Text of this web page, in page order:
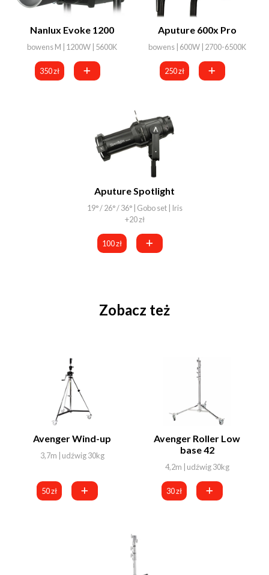
Nanlux Evoke 1200
bowens M | 1200W | 5600K
350 zł
Aputure 600x Pro
bowens | 600W | 2700-6500K
250 zł
Aputure Spotlight
19° / 26° / 36° | Gobo set | Iris
+20 zł
100 zł
Zobacz też
Avenger Wind-up
3,7m | udźwig 30kg
50 zł
Avenger Roller Low
base 42
4,2m | udźwig 30kg
30 zł